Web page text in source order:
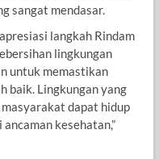
sangat mendasar.
langkah Rindam
lingkungan
untuk memastikan
baik. Lingkungan yang
dapat hidup
kesehatan,”